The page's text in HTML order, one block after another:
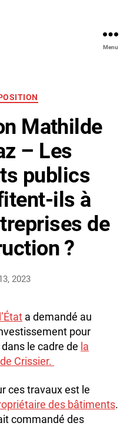
Menu
Mathilde
– Les
publics
ils à
de
?
Auteur
de
a
2023
a demandé au
pour
le cadre de la
Crissier.
ces travaux est le
des bâtiments.
commandé des